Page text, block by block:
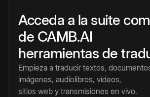
Acceda a la suite
de CAMB.AI
herramientas de
Empieza a traducir textos,
imágenes, audiolibros, vídeos,
sitios web y transmisiones en vivo.